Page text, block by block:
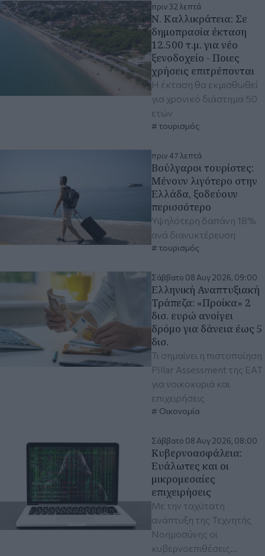
πριν 32 λεπτά
Ν. Καλλικράτεια: Σε
δημοπρασία έκταση
12.500 τ.μ. για νέο
ξενοδοχείο - Ποιες
χρήσεις επιτρέπονται
Η έκταση θα εκμισθωθεί
για χρονικό διάστημα 50
ετών
τουρισμός
πριν 47 λεπτά
Βούλγαροι τουρίστες:
Μένουν λιγότερο στην
Ελλάδα, ξοδεύουν
περισσότερο
Υψηλότερη δαπάνη 18%
ανά διανυκτέρευση
τουρισμός
Σάββατο 08 Αυγ 2026, 09:00
Ελληνική Αναπτυξιακή
Τράπεζα: «Προίκα» 2
δισ. ευρώ ανοίγει
δρόμο για δάνεια έως 5
δισ.
Τι σημαίνει η πιστοποίηση
Pillar Assessment της ΕΑΤ
για νοικοκυριά και
επιχειρήσεις
Οικονομία
Σάββατο 08 Αυγ 2026, 08:00
Κυβερνοασφάλεια:
Ευάλωτες και οι
μικρομεσαίες
επιχειρήσεις
Με την ταχύτατη
ανάπτυξη της Τεχνητής
Νοημοσύνης οι
κυβερνοεπιθέσεις...